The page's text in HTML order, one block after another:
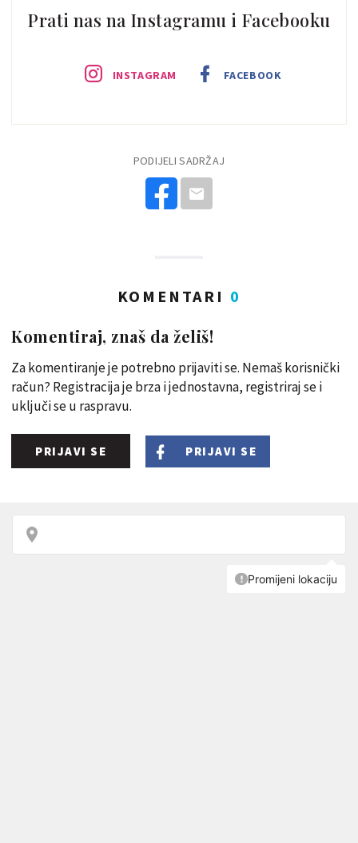
Prati nas na Instagramu i Facebooku
INSTAGRAM FACEBOOK
PODIJELI SADRŽAJ
KOMENTARI 0
Komentiraj, znaš da želiš!
Za komentiranje je potrebno prijaviti se. Nemaš korisnički
račun? Registracija je brza i jednostavna, registriraj se i
uključi se u raspravu.
PRIJAVI SE PRIJAVI SE